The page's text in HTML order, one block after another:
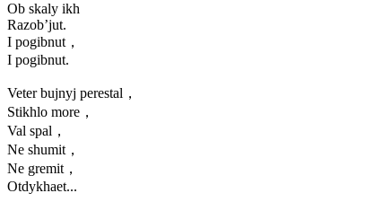
Ob skaly ikh
Razob’jut.
I pogibnut，
I pogibnut.
Veter bujnyj perestal，
Stikhlo more，
Val spal，
Ne shumit，
Ne gremit，
Otdykhaet...